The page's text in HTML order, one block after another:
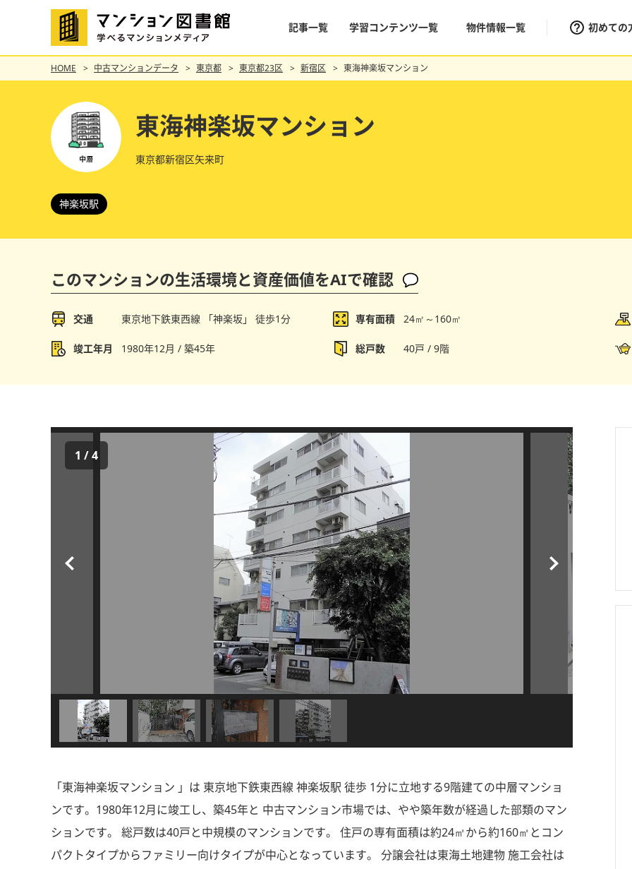
記事一覧 学習コンテンツ一覧 物件情報一覧 初めての
HOME 中古マンションデータ 東京都 東京都23区 新宿区 東海神楽坂マンション
東海神楽坂マンション
東京都新宿区矢来町
神楽坂駅
このマンションの生活環境と資産価値をAIで確認
交通 東京地下鉄東西線 「神楽坂」 徒歩1分 専有面積 24㎡～160㎡
竣工年月 1980年12月 / 築45年 総戸数 40戸 / 9階
1 /4
「東海神楽坂マンション 」は 東京地下鉄東西線 神楽坂駅 徒歩 1分に立地する9階建ての中層マンショ
ンです。1980年12月に竣工し、築45年と 中古マンション市場では、やや築年数が経過した部類のマン
ションです。 総戸数は40戸と中規模のマンションです。 住戸の専有面積は約24㎡から約160㎡とコン
パクトタイプからファミリー向けタイプが中心となっています。 分譲会社は東海土地建物 施工会社は